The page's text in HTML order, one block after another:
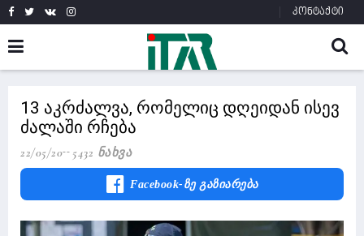
კონტაქტი
13 აკრძალვა, რომელიც დღეიდან ისევ
ძალაში რჩება
22/05/20 5432 Ნახვა
Facebook-Ზე Გაზიარება